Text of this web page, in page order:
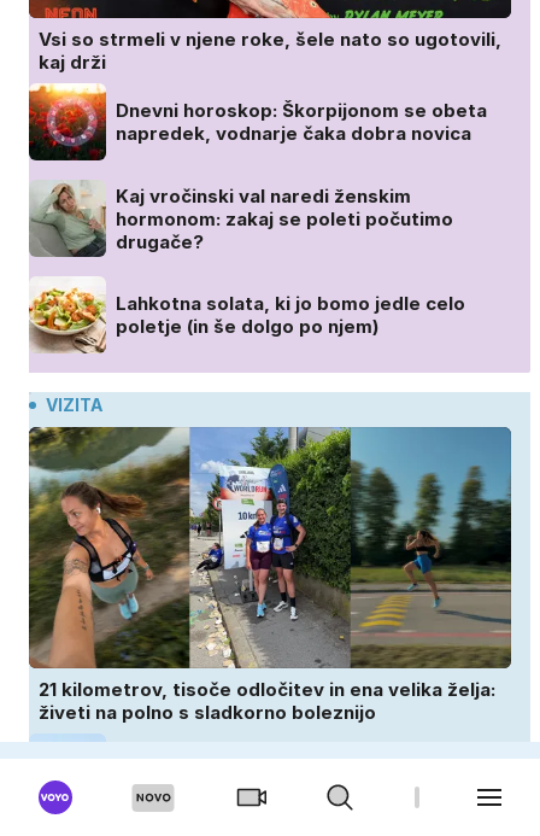
Vsi so strmeli v njene roke, šele nato so ugotovili,
kaj drži
Dnevni horoskop: Škorpijonom se obeta
napredek, vodnarje čaka dobra novica
Kaj vročinski val naredi ženskim
hormonom: zakaj se poleti počutimo
drugače?
Lahkotna solata, ki jo bomo jedle celo
poletje (in še dolgo po njem)
VIZITA
21 kilometrov, tisoče odločitev in ena velika želja:
živeti na polno s sladkorno boleznijo
Zdravniki opozarjajo: to je največja
napaka, ki jo ljudje delajo med vročino